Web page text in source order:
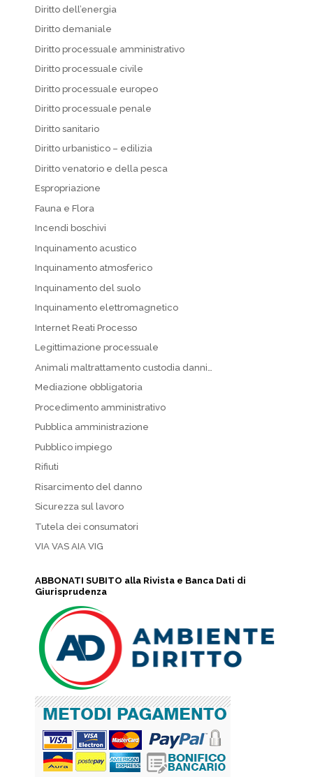
Diritto dell’energia
Diritto demaniale
Diritto processuale amministrativo
Diritto processuale civile
Diritto processuale europeo
Diritto processuale penale
Diritto sanitario
Diritto urbanistico – edilizia
Diritto venatorio e della pesca
Espropriazione
Fauna e Flora
Incendi boschivi
Inquinamento acustico
Inquinamento atmosferico
Inquinamento del suolo
Inquinamento elettromagnetico
Internet Reati Processo
Legittimazione processuale
Animali maltrattamento custodia danni…
Mediazione obbligatoria
Procedimento amministrativo
Pubblica amministrazione
Pubblico impiego
Rifiuti
Risarcimento del danno
Sicurezza sul lavoro
Tutela dei consumatori
VIA VAS AIA VIG
ABBONATI SUBITO alla Rivista e Banca Dati di
Giurisprudenza